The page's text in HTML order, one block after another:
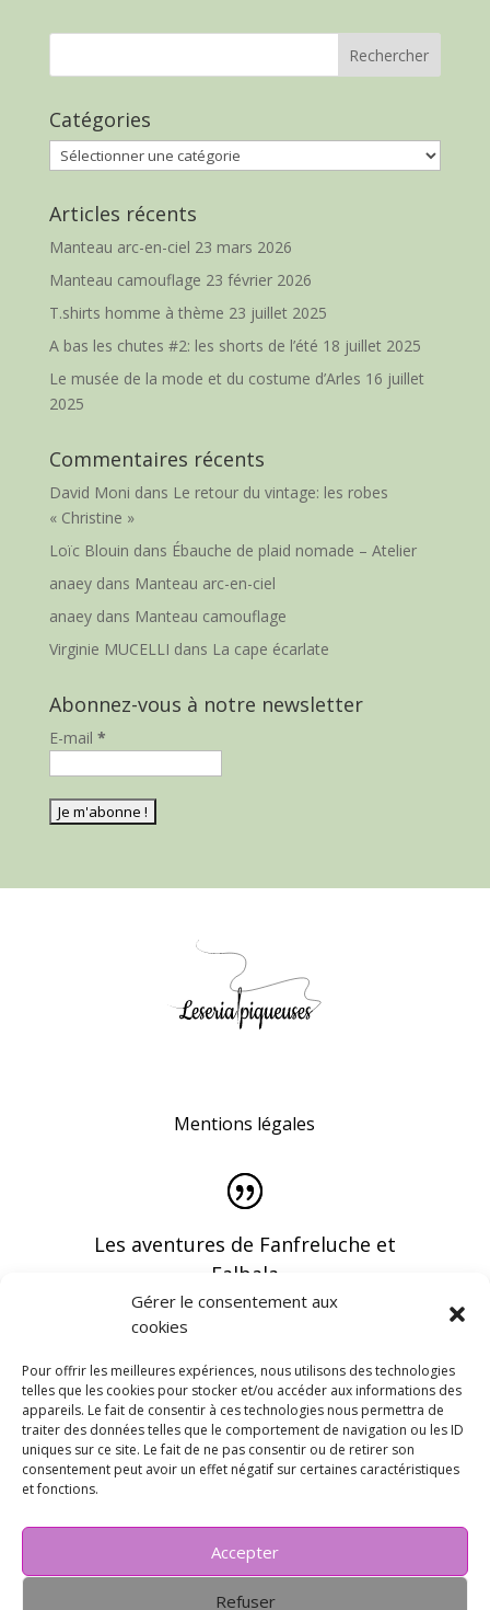
Gérer le consentement aux
cookies
Pour offrir les meilleures expériences, nous utilisons des technologies
telles que les cookies pour stocker et/ou accéder aux informations des
appareils. Le fait de consentir à ces technologies nous permettra de
traiter des données telles que le comportement de navigation ou les ID
uniques sur ce site. Le fait de ne pas consentir ou de retirer son
consentement peut avoir un effet négatif sur certaines caractéristiques
et fonctions.
Accepter
Refuser
Catégories
Catégories
Articles récents
Manteau arc-en-ciel 23 mars 2026
Manteau camouflage 23 février 2026
T.shirts homme à thème 23 juillet 2025
A bas les chutes #2: les shorts de l’été 18 juillet 2025
Le musée de la mode et du costume d’Arles 16 juillet
2025
Commentaires récents
David Moni dans Le retour du vintage: les robes
« Christine »
Loïc Blouin dans Ébauche de plaid nomade – Atelier
anaeydans Manteau arc-en-ciel
anaeydans Manteau camouflage
Virginie MUCELLI dans La cape écarlate
Abonnez-vous à notre newsletter
E-mail *
Mentions légales
Les aventures de Fanfreluche et
Falbala
Vous pouvez recevoir les dernières infos en
vous abonnant à notre newsletter